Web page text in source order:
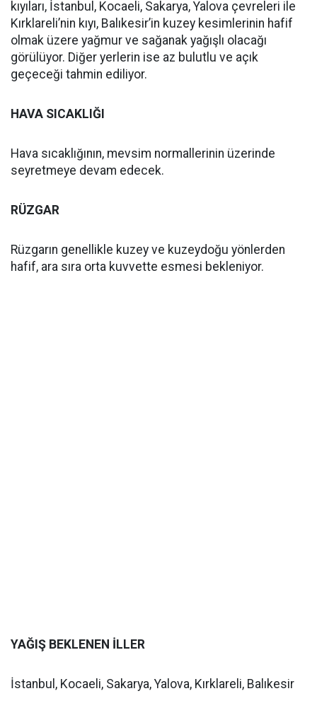
kıyıları, İstanbul, Kocaeli, Sakarya, Yalova çevreleri ile
Kırklareli’nin kıyı, Balıkesir’in kuzey kesimlerinin hafif
olmak üzere yağmur ve sağanak yağışlı olacağı
görülüyor. Diğer yerlerin ise az bulutlu ve açık
geçeceği tahmin ediliyor.
HAVA SICAKLIĞI
Hava sıcaklığının, mevsim normallerinin üzerinde
seyretmeye devam edecek.
RÜZGAR
Rüzgarın genellikle kuzey ve kuzeydoğu yönlerden
hafif, ara sıra orta kuvvette esmesi bekleniyor.
YAĞIŞ BEKLENEN İLLER
İstanbul, Kocaeli, Sakarya, Yalova, Kırklareli, Balıkesir